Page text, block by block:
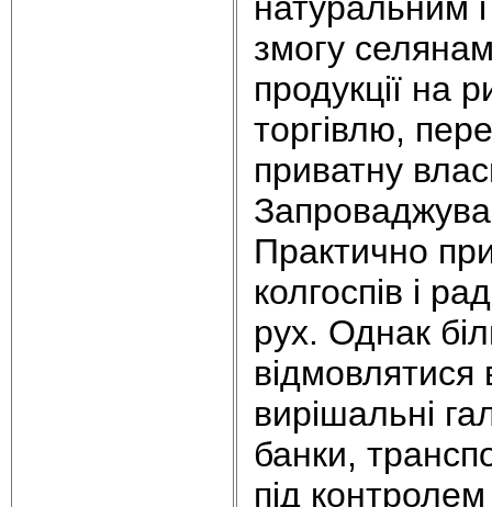
змогу
продукції на
торгівлю,
приватну
Практично
колгоспів і
рух. Однак
відмовлятися
вирішальні
банки,
під